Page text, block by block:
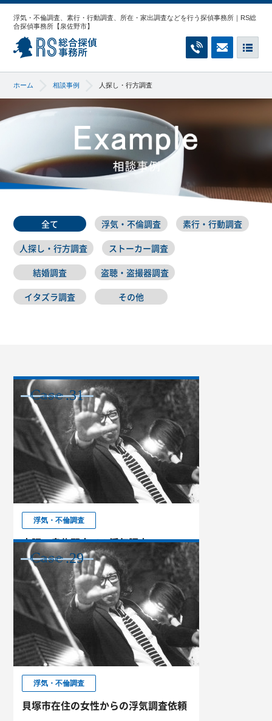
浮気・不倫調査、素行・行動調査、所在・家出調査などを行う探偵事務所｜RS総
合探偵事務所【泉佐野市】
ホーム 相談事例 人探し・行方調査
全て 浮気・不倫調査
素行・行動調査
人探し・行方調査
ストーカー調査
結婚調査
盗聴・盗撮器調査
イタズラ調査
その他
CASE
.31
浮気・不倫調査
大阪 泉佐野市での浮気調査
CASE
.29
浮気・不倫調査
貝塚市在住の女性からの浮気調査依頼